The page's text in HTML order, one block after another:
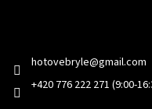
hotovebryle@gmail.com
+420 776 222 271 (9:00-